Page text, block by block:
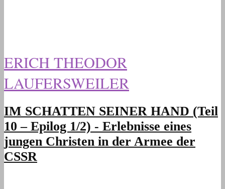
ERICH THEODOR
LAUFERSWEILER
IM SCHATTEN SEINER HAND (Teil
10 – Epilog 1/2) - Erlebnisse eines
jungen Christen in der Armee der
CSSR